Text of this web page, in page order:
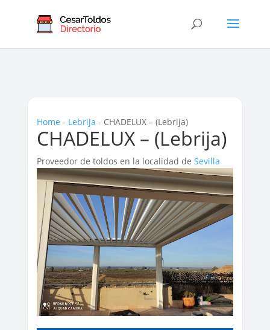
Home - Lebrija - CHADELUX – (Lebrija)
CHADELUX – (Lebrija)
Proveedor de toldos en la localidad de Sevilla